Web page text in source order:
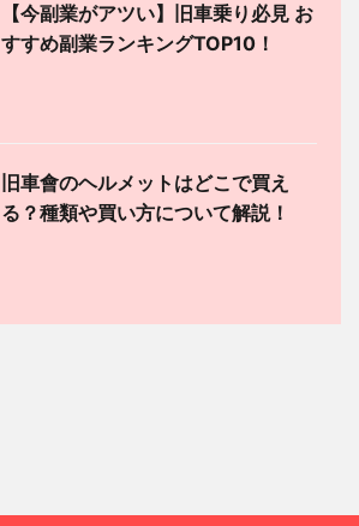
【今副業がアツい】旧車乗り必見 お
すすめ副業ランキングTOP10！
旧車會のヘルメットはどこで買え
る？種類や買い方について解説！